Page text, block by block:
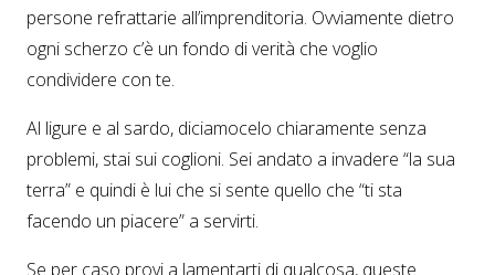
persone refrattarie all’imprenditoria. Ovviamente dietro
ogni scherzo c’è un fondo di verità che voglio
condividere con te.
Al ligure e al sardo, diciamocelo chiaramente senza
problemi, stai sui coglioni. Sei andato a invadere “la sua
terra” e quindi è lui che si sente quello che “ti sta
facendo un piacere” a servirti.
Se per caso provi a lamentarti di qualcosa, queste